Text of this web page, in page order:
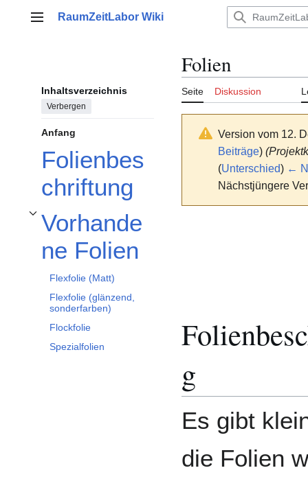
Hauptmenü
RaumZeitLabor Wiki
Inhaltsverzeichnis
Verbergen
Anfang
Folienbes
chriftung
Vorhande
ne Folien
Unterabschnitt Vorhandene Folien umschalten
Flexfolie (Matt)
Flexfolie (glänzend,
sonderfarben)
Flockfolie
Spezialfolien
Folien
Seite Diskussion
Version vom 12.
Beiträge)
(Unterschied) ←
Nächstjüngere
g
Es gibt
die Folien